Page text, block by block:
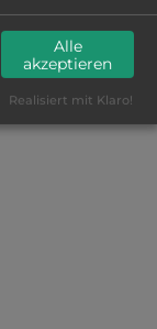
Alle
akzeptieren
Realisiert mit Klaro!